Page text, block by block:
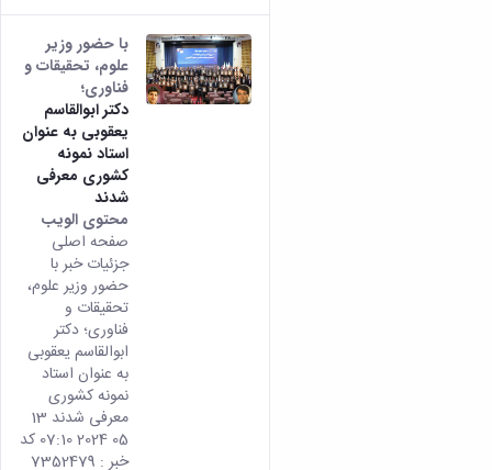
با حضور وزیر
علوم، تحقیقات و
فناوری؛
دکتر ابوالقاسم
یعقوبی به عنوان
استاد نمونه
کشوری معرفی
شدند
محتوى الويب
من
من
صفحه اصلی
جزئیات خبر با
حضور وزیر علوم،
تحقیقات و
فناوری؛ دکتر
ابوالقاسم یعقوبی
به عنوان استاد
نمونه کشوری
معرفی شدند 13
05 2024 07:10 کد
خبر : 7352479